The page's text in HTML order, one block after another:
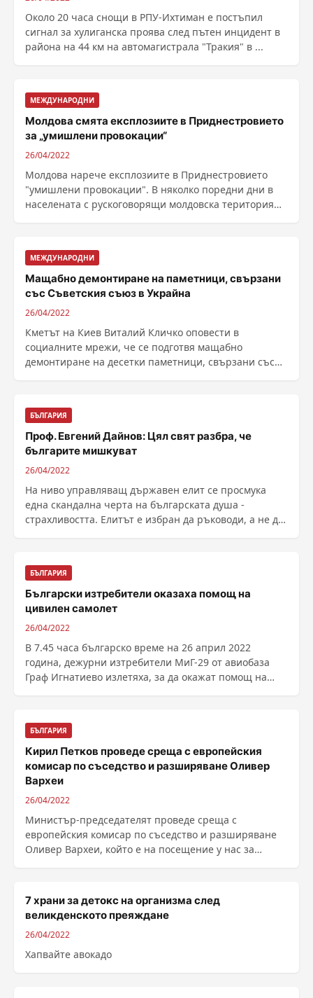
Около 20 часа снощи в РПУ-Ихтиман е постъпил
сигнал за хулиганска проява след пътен инцидент в
района на 44 км на автомагистрала "Тракия" в ...
МЕЖДУНАРОДНИ
Молдова смята експлозиите в Приднестровието
за „умишлени провокации“
26/04/2022
Молдова нарече експлозиите в Приднестровието
"умишлени провокации". В няколко поредни дни в
населената с рускоговорящи молдовска територия
МЕЖДУНАРОДНИ
Мащабно демонтиране на паметници, свързани
със Съветския съюз в Украйна
26/04/2022
Кметът на Киев Виталий Кличко оповести в
социалните мрежи, че се подготвя мащабно
демонтиране на десетки паметници, свързани със
БЪЛГАРИЯ
Проф. Евгений Дайнов: Цял свят разбра, че
българите мишкуват
26/04/2022
На ниво управляващ държавен елит се просмука
една скандална черта на българската душа -
страхливостта. Елитът е избран да ръководи, а не да
БЪЛГАРИЯ
Български изтребители оказаха помощ на
цивилен самолет
26/04/2022
В 7.45 часа българско време на 26 април 2022
година, дежурни изтребители МиГ-29 от авиобаза
Граф Игнатиево излетяха, за да окажат помощ на
БЪЛГАРИЯ
Кирил Петков проведе среща с европейския
комисар по съседство и разширяване Оливер
Вархеи
26/04/2022
Министър-председателят проведе среща с
европейския комисар по съседство и разширяване
Оливер Вархеи, който е на посещение у нас за
7 храни за детокс на организма след
великденското преяждане
26/04/2022
Хапвайте авокадо